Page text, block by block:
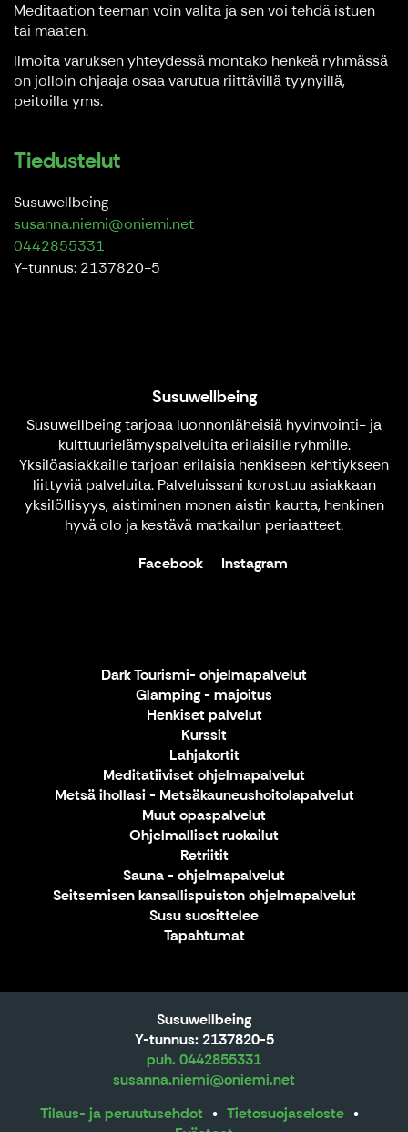
Meditaation teeman voin valita ja sen voi tehdä istuen
tai maaten.
Ilmoita varuksen yhteydessä montako henkeä ryhmässä
on jolloin ohjaaja osaa varutua riittävillä tyynyillä,
peitoilla yms.
Tiedustelut
Susuwellbeing
susanna.niemi@oniemi.net
0442855331
Y-tunnus: 2137820-5
Susuwellbeing
Susuwellbeing tarjoaa luonnonläheisiä hyvinvointi- ja
kulttuurielämyspalveluita erilaisille ryhmille.
Yksilöasiakkaille tarjoan erilaisia henkiseen kehtiykseen
liittyviä palveluita. Palveluissani korostuu asiakkaan
yksilöllisyys, aistiminen monen aistin kautta, henkinen
hyvä olo ja kestävä matkailun periaatteet.
Facebook
Instagram
Dark Tourismi- ohjelmapalvelut
Glamping - majoitus
Henkiset palvelut
Kurssit
Lahjakortit
Meditatiiviset ohjelmapalvelut
Metsä ihollasi - Metsäkauneushoitolapalvelut
Muut opaspalvelut
Ohjelmalliset ruokailut
Retriitit
Sauna - ohjelmapalvelut
Seitsemisen kansallispuiston ohjelmapalvelut
Susu suosittelee
Tapahtumat
Susuwellbeing
Y-tunnus: 2137820-5
puh. 0442855331
susanna.niemi@oniemi.net
Tilaus- ja peruutusehdot
Tietosuojaseloste